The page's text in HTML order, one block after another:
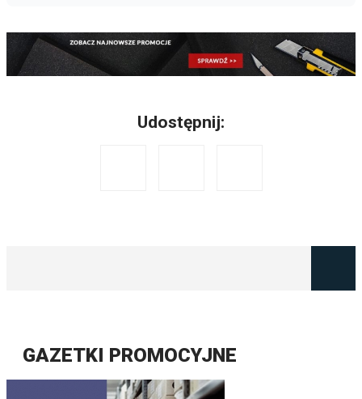
Udostępnij:
GAZETKI PROMOCYJNE